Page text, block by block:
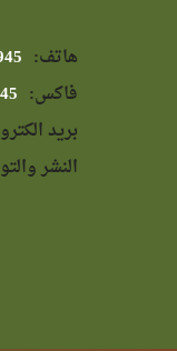
هاتف:
فاكس:
بريد
النشر